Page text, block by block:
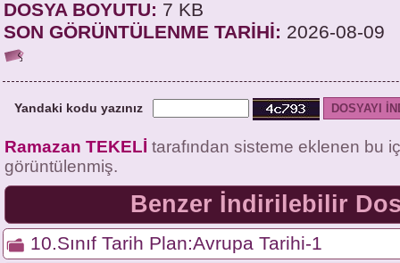
DOSYA BOYUTU: 7 KB
SON GÖRÜNTÜLENME TARİHİ: 2026-08-09
Yandaki kodu yazınız
Ramazan TEKELİ tarafından sisteme eklenen bu
görüntülenmiş.
Benzer İndirilebilir
10.Sınıf Tarih Plan:Avrupa Tarihi-1